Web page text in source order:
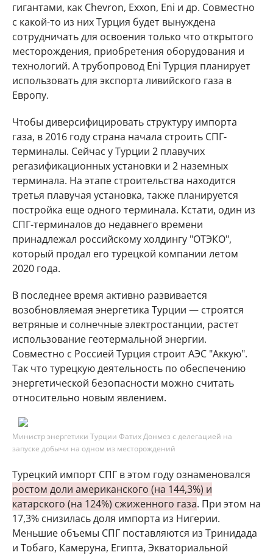
гигантами, как Chevron, Exxon, Eni и др. Совместно
с какой-то из них Турция будет вынуждена
сотрудничать для освоения только что открытого
месторождения, приобретения оборудования и
технологий. А трубопровод Eni Турция планирует
использовать для экспорта ливийского газа в
Европу.
Чтобы диверсифицировать структуру импорта
газа, в 2016 году страна начала строить СПГ-
терминалы. Сейчас у Турции 2 плавучих
регазификационных установки и 2 наземных
терминала. На этапе строительства находится
третья плавучая установка, также планируется
постройка еще одного терминала. Кстати, один из
СПГ-терминалов до недавнего времени
принадлежал российскому холдингу "ОТЭКО",
который продал его турецкой компании летом
2020 года.
В последнее время активно развивается
возобновляемая энергетика Турции — строятся
ветряные и солнечные электростанции, растет
использование геотермальной энергии.
Совместно с Россией Турция строит АЭС "Аккую".
Так что турецкую деятельность по обеспечению
энергетической безопасности можно считать
относительно новым явлением.
Министр энергетики Турции Фатих Донмез с делегацией на
запуске добычи на одном из месторождений
Турецкий импорт СПГ в этом году ознаменовался
ростом доли американского (на 144,3%) и
катарского (на 124%) сжиженного газа. При этом на
17,3% снизилась доля импорта из Нигерии.
Меньшие объемы СПГ поставляются из Тринидада
и Тобаго, Камеруна, Египта, Экваториальной